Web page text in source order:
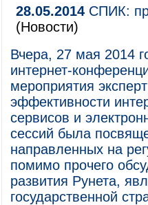
28.05.2014 СПИК:
(Новости)
Вчера, 27 мая 2014
интернет-
мероприятия
эффективности
сервисов и
сессий была
направленных на
помимо прочего
развития Рунета,
государственной